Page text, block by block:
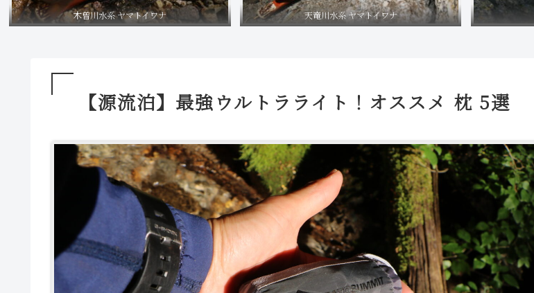
木曽川水系 ヤマトイワナ 天竜川水系 ヤマトイワナ
【源流泊】最強ウルトラライト！オススメ 枕 5選